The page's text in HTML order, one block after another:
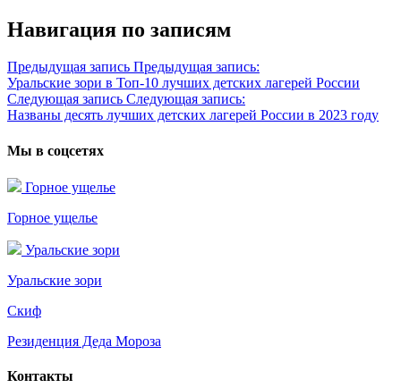
Навигация по записям
Предыдущая запись Предыдущая запись:
Уральские зори в Топ-10 лучших детских лагерей России
Следующая запись Следующая запись:
Названы десять лучших детских лагерей России в 2023 году
Мы в соцсетях
Горное ущелье
Горное ущелье
Уральские зори
Уральские зори
Скиф
Резиденция Деда Мороза
Контакты